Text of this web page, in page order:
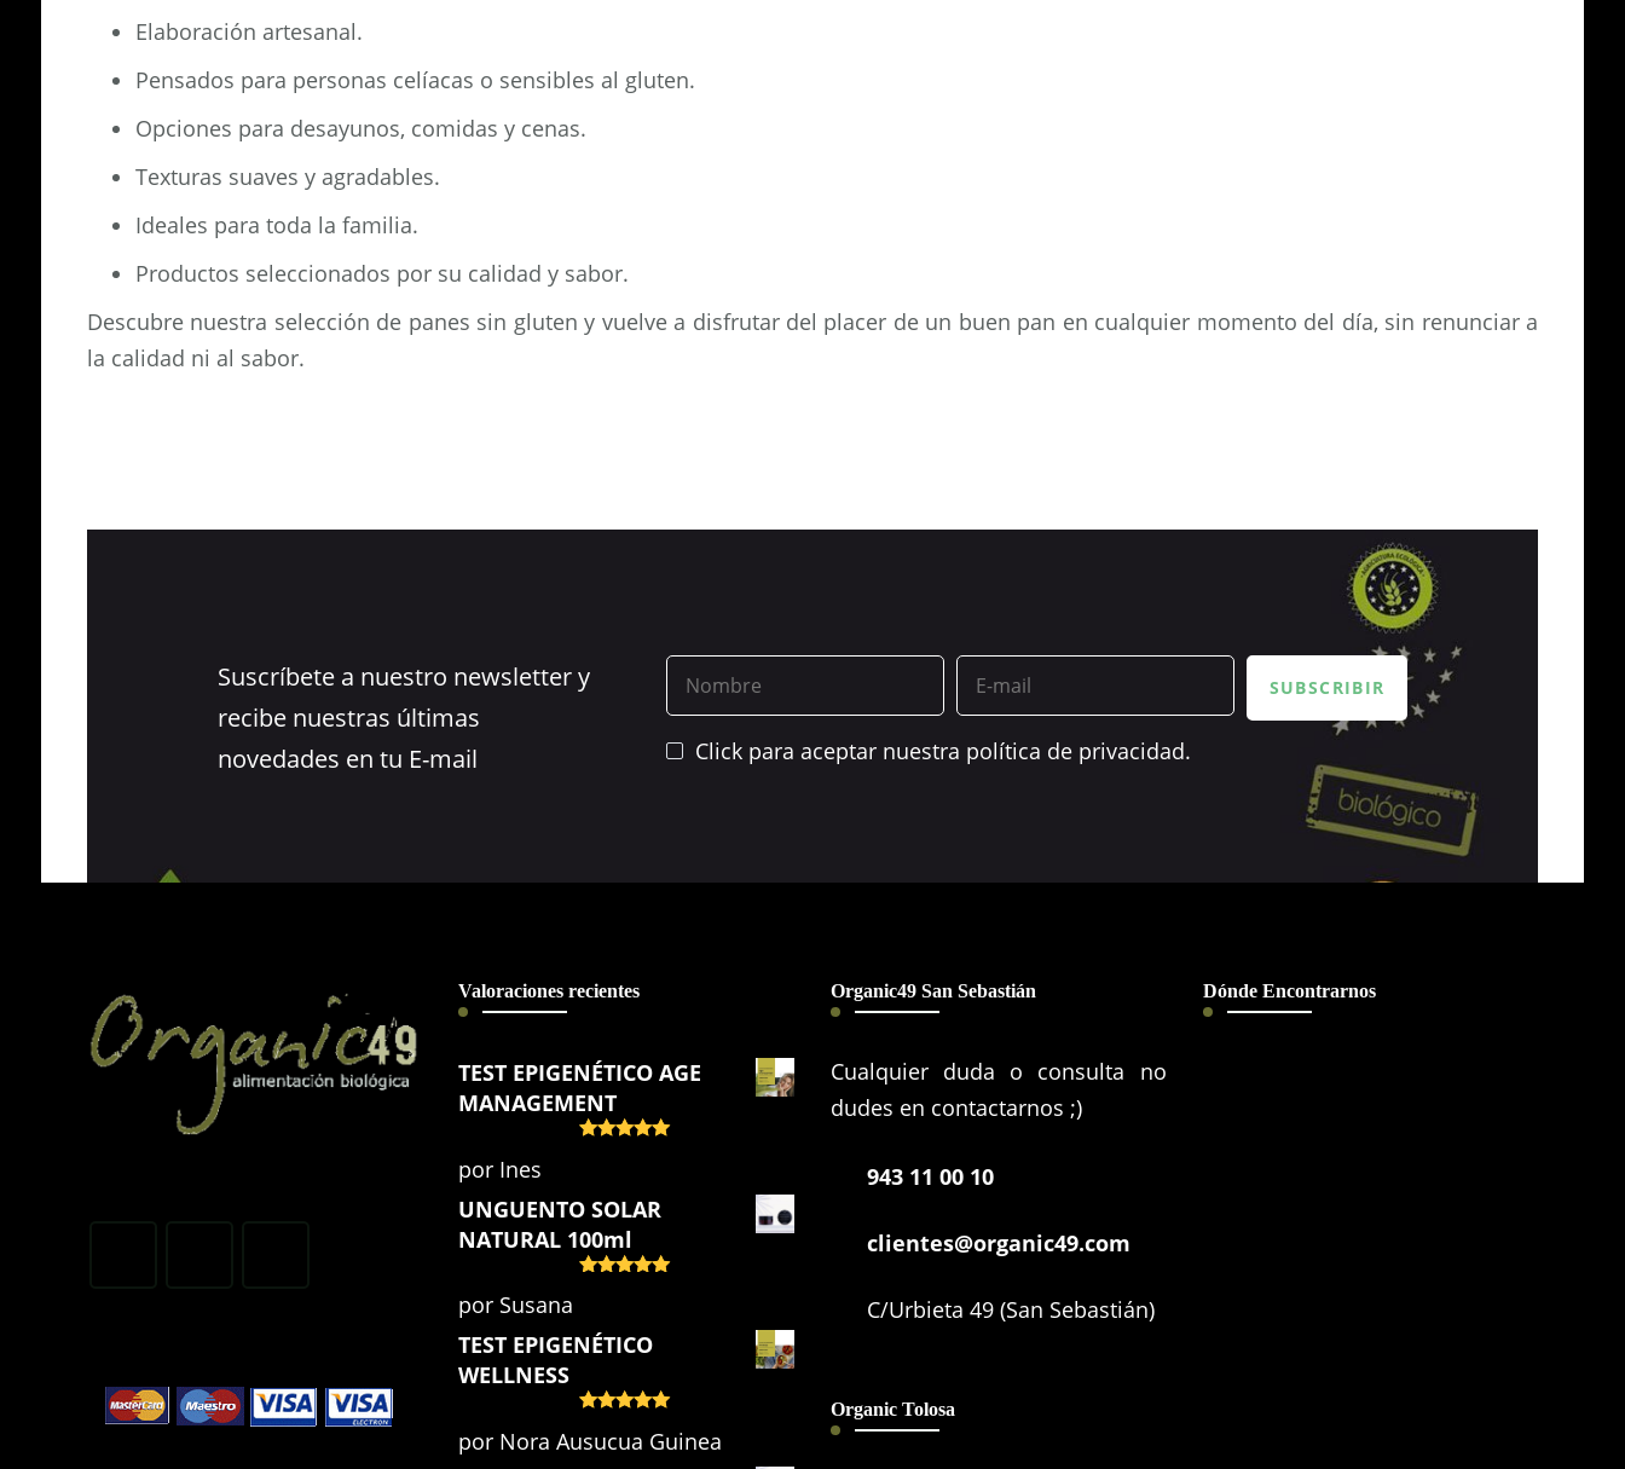
Elaboración artesanal.
Pensados para personas celíacas o sensibles al gluten.
Opciones para desayunos, comidas y cenas.
Texturas suaves y agradables.
Ideales para toda la familia.
Productos seleccionados por su calidad y sabor.
Descubre nuestra selección de panes sin gluten y vuelve a disfrutar del placer de un buen pan en cualquier momento del día, sin renunciar a
la calidad ni al sabor.
Suscríbete a nuestro newsletter y
recibe nuestras últimas
novedades en tu E-mail
Click para aceptar nuestra política de privacidad.
Valoraciones recientes
TEST EPIGENÉTICO AGE
MANAGEMENT
por Ines
UNGUENTO SOLAR
NATURAL 100ml
por Susana
TEST EPIGENÉTICO
WELLNESS
con5 de 5
por Nora Ausucua Guinea
Organic49 San Sebastián
Cualquier duda o consulta no
dudes en contactarnos ;)
943 11 00 10
clientes@organic49.com
C/Urbieta 49 (San Sebastián)
Organic Tolosa
Dónde Encontrarnos